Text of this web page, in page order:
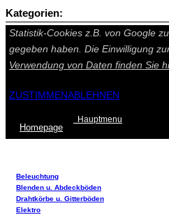
Auf dieser Seite werden technisch
Statistik-Cookies z.B. von Google
gegeben haben. Die Einwilligung
Verwendung von Daten finden Sie
ZUSTIMMENABLEHNEN
Homepage
Hauptmenu
Kategorien:
Beleuchtung
Blenden u. Abdeckböden
Drahtkörbe u. Gitterböden
Elektro